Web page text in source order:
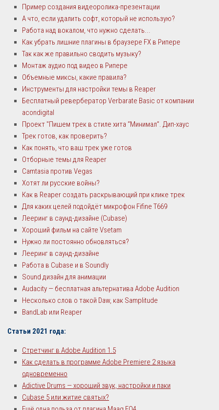
Пример создания видеоролика-презентации
А что, если удалить софт, который не использую?
Работа над вокалом, что нужно сделать...
Как убрать лишние плагины в браузере FX в Рипере
Так как же правильно сводить музыку?
Монтаж аудио под видео в Рипере
Объемные миксы, какие правила?
Инструменты для настройки темы в Reaper
Бесплатный ревербератор Verbarate Basic от компании
acondigital
Проект "Пишем трек в стиле хита “Минимал”. Дип-хаус
Трек готов, как проверить?
Как понять, что ваш трек уже готов
Отборные темы для Reaper
Camtasia против Vegas
Хотят ли русские войны?
Как в Reaper создать раскрывающий при клике трек
Для каких целей подойдёт микрофон Fifine T669
Лееринг в саунд-дизайне (Cubase)
Хороший фильм на сайте Vsetam
Нужно ли постоянно обновляться?
Лееринг в саунд-дизайне
Работа в Cubase и в Soundly
Sound дизайн для анимации
Audacity — бесплатная альтернатива Adobe Audition
Несколько слов о такой Daw, как Samplitude
BandLab или Reaper
Статьи 2021 года:
Стретчинг в Adobe Audition 1.5
Как сделать в программе Adobe Premiere 2 языка
одновременно
Adictive Drums — хороший звук, настройки и паки
Cubase 5 или житие святых?